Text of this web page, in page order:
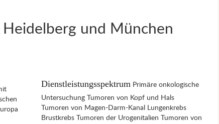
und München
DienstleistungsspektrumPrimäre onkologische
Untersuchung Tumoren von Kopf und Hals
Tumoren von Magen-Darm-Kanal Lungenkrebs
Brustkrebs Tumoren der Urogenitalien Tumoren von